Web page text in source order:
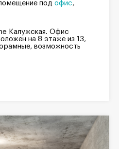
под офис
Калужская. Офис
на 8 этаже из 13,
возможность